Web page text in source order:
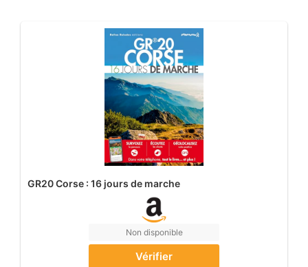
GR20 Corse : 16 jours de marche
Non disponible
Vérifier